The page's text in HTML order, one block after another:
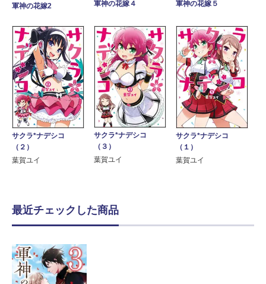
軍神の花嫁2 軍神の花嫁４ 軍神の花嫁５
サクラ*ナデシコ
（２）
葉賀ユイ
サクラ*ナデシコ
（３）
葉賀ユイ
サクラ*ナデシコ
（１）
葉賀ユイ
最近チェックした商品